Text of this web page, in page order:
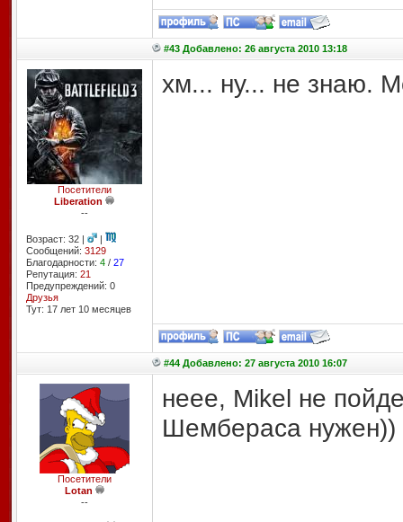
#43 Добавлено: 26 августа 2010 13:18
Посетители
Liberation
--
Возраст: 32 |
|
Сообщений: 3129
Благодарности: 4/ 27
Репутация: 21
Предупреждений: 0
Друзья
Тут: 17 лет 10 месяцев
хм... ну... не знаю.
#44 Добавлено: 27 августа 2010 16:07
Посетители
Lotan
--
неее, Mikel не
Шембераса нужен))